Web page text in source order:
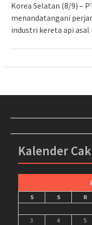
Korea Selatan (8/9) –
menandatangani
industri kereta api asal
Kalender
S S R
3
4 5